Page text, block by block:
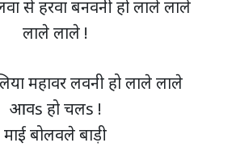
से हरवा बनवनी हो लाले लाले
लाले लाले !
महावर लवनी हो लाले लाले
आवs हो चलs !
माई बोलवले बाड़ी